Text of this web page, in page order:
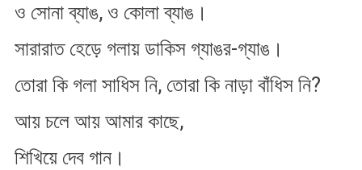
|
সোনা
ও সোনা ব্যাঙ, ও কোলা ব্যাঙ।
সারারাত হেড়ে গলায় ডাকিস গ্যাঙর​-গ্যাঙ।
তোরা কি গলা সাধিস নি, তোরা কি নাড়া বাঁধিস নি?
আয় চলে আয় আমার কাছে,
শিখিয়ে দেব গান।